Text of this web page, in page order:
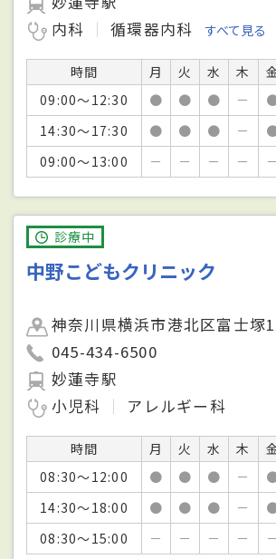
内科
循環器内科 すべて見る
時間 月 火 水 木
09:00～12:30
● ● ● －
14:30～17:30
● ● ● －
09:00～13:00
－ － － － －
診療中
中野こどもクリニック
神奈川県横浜市港北区富士塚
045-434-6500
妙蓮寺駅
小児科
アレルギー科
時間 月 火 水 木
08:30～12:00
● ● ● －
14:30～18:00
● ● ● －
08:30～15:00
－ － － － －